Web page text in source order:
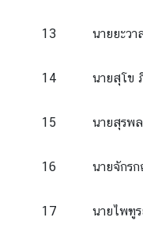
a
A
W
a
c
13 นายยะว
14 นายสุโข
15 นายสุรพ
16 นายจักร
17 นายไพฑู